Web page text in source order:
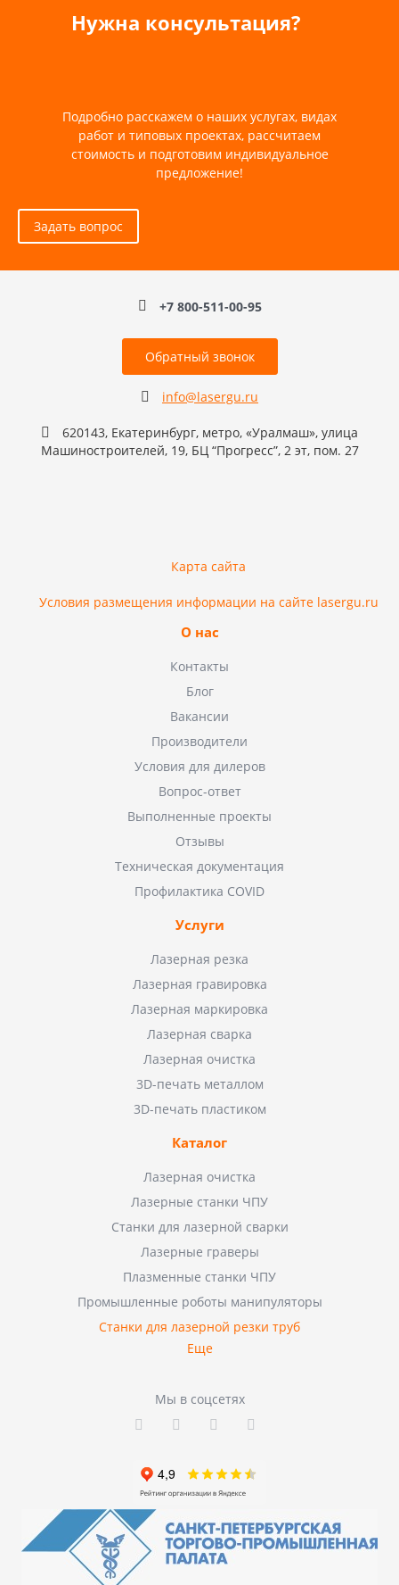
Нужна консультация?
Подробно расскажем о наших услугах, видах
работ и типовых проектах, рассчитаем
стоимость и подготовим индивидуальное
предложение!
Задать вопрос
+7 800-511-00-95
Обратный звонок
info@lasergu.ru
620143, Екатеринбург, метро, «Уралмаш», улица
Машиностроителей, 19, БЦ “Прогресс”, 2 эт, пом. 27
Карта сайта
Условия размещения информации на сайте lasergu.ru
О нас
Контакты
Блог
Вакансии
Производители
Условия для дилеров
Вопрос-ответ
Выполненные проекты
Отзывы
Техническая документация
Профилактика COVID
Услуги
Лазерная резка
Лазерная гравировка
Лазерная маркировка
Лазерная сварка
Лазерная очистка
3D-печать металлом
3D-печать пластиком
Каталог
Лазерная очистка
Лазерные станки ЧПУ
Станки для лазерной сварки
Лазерные граверы
Плазменные станки ЧПУ
Промышленные роботы манипуляторы
Станки для лазерной резки труб
Еще
Мы в соцсетях